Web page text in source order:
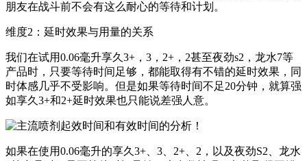
朋友在战斗前不会有这么耐心的等待和计划。
维度2：延时效果与用量的关系
我们在试用0.06毫升享久3+，3，2+，2甚至夜劲s2，龙水7等
产品时，只要等待时间足够，都能取得有不错的延时效果，同
时体感几乎不受影响。但是如果等待时间不足20分钟，就算强
如享久3+和2+延时效果也只能说差强人意。
如果在使用0.06毫升的享久3+、3、2+、2，以及夜劲S2、龙水